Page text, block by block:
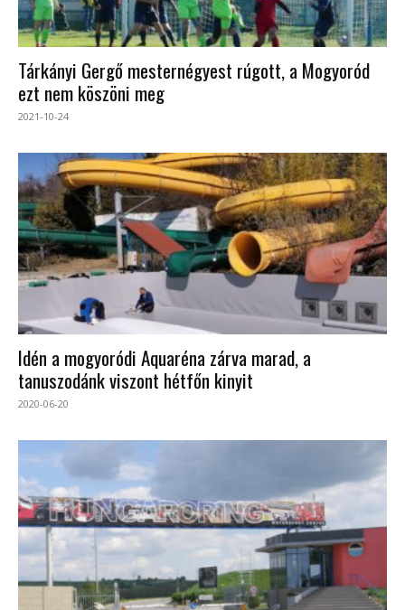
Tárkányi Gergő mesternégyest rúgott, a Mogyoród
ezt nem köszöni meg
2021-10-24
Idén a mogyoródi Aquaréna zárva marad, a
tanuszodánk viszont hétfőn kinyit
2020-06-20